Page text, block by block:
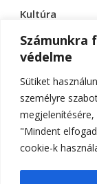
Számunkra
védelme
Sütiket
személyre
"Mindent
cookie-k
Kultúra
Sport
Tudomány
©